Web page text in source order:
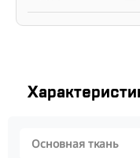
Основная ткань